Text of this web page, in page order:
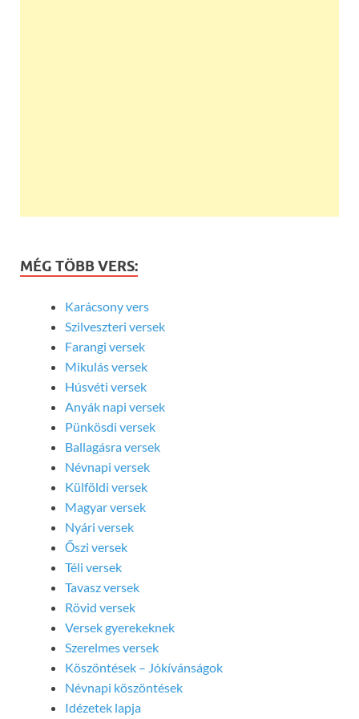
MÉG TÖBB VERS:
Karácsony vers
Szilveszteri versek
Farangi versek
Mikulás versek
Húsvéti versek
Anyák napi versek
Pünkösdi versek
Ballagásra versek
Névnapi versek
Külföldi versek
Magyar versek
Nyári versek
Őszi versek
Téli versek
Tavasz versek
Rövid versek
Versek gyerekeknek
Szerelmes versek
Köszöntések – Jókívánságok
Névnapi köszöntések
Idézetek lapja